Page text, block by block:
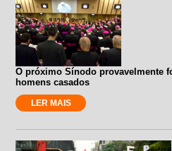
O próximo Sínodo provavelmente
homens casados
LER MAIS